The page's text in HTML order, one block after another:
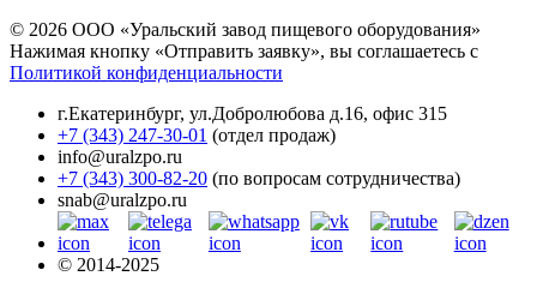
© 2026 ООО «Уральский завод пищевого оборудования»
Нажимая кнопку «Отправить заявку», вы соглашаетесь с
Политикой конфиденциальности
г.Екатеринбург, ул.Добролюбова д.16, офис 315
+7 (343) 247-30-01 (отдел продаж)
info@uralzpo.ru
+7 (343) 300-82-20 (по вопросам сотрудничества)
snab@uralzpo.ru
© 2014-2025